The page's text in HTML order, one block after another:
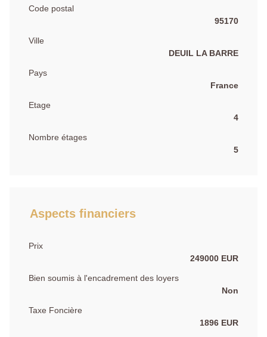
Code postal
95170
Ville
DEUIL LA BARRE
Pays
France
Etage
4
Nombre étages
5
Aspects financiers
Prix
249000 EUR
Bien soumis à l'encadrement des loyers
Non
Taxe Foncière
1896 EUR